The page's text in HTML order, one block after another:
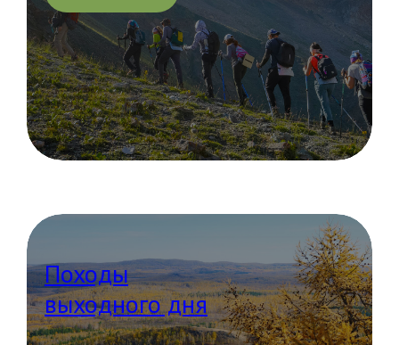
Походы
выходного дня